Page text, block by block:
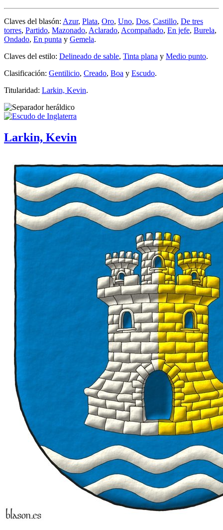
Claves del blasón: Azur, Plata, Oro, Uno, Dos, Castillo, De tres
torres, Partido, Mazonado, Aclarado, Acompañado, En jefe, Burela,
Ondado, En punta y Gemela.
Claves del estilo: Delineado de sable, Tinta plana y Medio punto.
Clasificación: Gentilicio, Creado, Boa y Escudo.
Titularidad: Larkin, Kevin.
Larkin, Kevin